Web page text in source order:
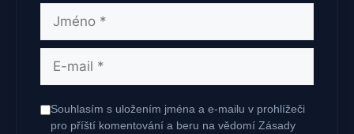
Jméno
Souhlasím s uložením jména a e-mailu v prohlížeči
pro příští komentování a beru na vědomí Zásady